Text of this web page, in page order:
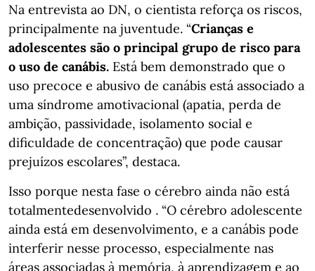
Na entrevista ao DN, o cientista reforça os riscos,
principalmente na juventude. “Crianças e
adolescentes são o principal grupo de risco para
o uso de canábis. Está bem demonstrado que o
uso precoce e abusivo de canábis está associado a
uma síndrome amotivacional (apatia, perda de
ambição, passividade, isolamento social e
dificuldade de concentração) que pode causar
prejuízos escolares”, destaca.
Isso porque nesta fase o cérebro ainda não está
totalmentedesenvolvido . “O cérebro adolescente
ainda está em desenvolvimento, e a canábis pode
interferir nesse processo, especialmente nas
áreas associadas à memória, à aprendizagem e ao